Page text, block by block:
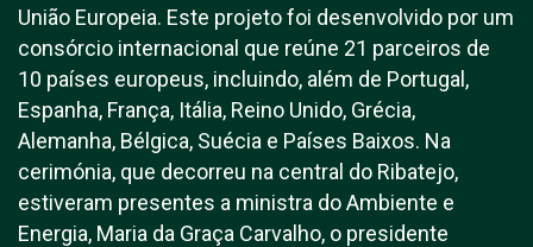
União Europeia. Este projeto foi desenvolvido por um
consórcio internacional que reúne 21 parceiros de
10 países europeus, incluindo, além de Portugal,
Espanha, França, Itália, Reino Unido, Grécia,
Alemanha, Bélgica, Suécia e Países Baixos. Na
cerimónia, que decorreu na central do Ribatejo,
estiveram presentes a ministra do Ambiente e
Energia, Maria da Graça Carvalho, o presidente